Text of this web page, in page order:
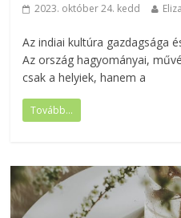
2023. október 24. kedd Eliza
Az indiai kultúra gazdagsága
Az ország hagyományai,
csak a helyiek, hanem a
Tovább...